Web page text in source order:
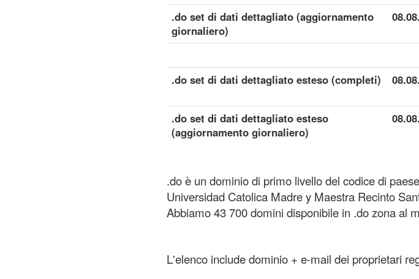
.do set di dati dettagliato (aggiornamento
giornaliero)
.do set di dati dettagliato esteso (completi)
.do set di dati dettagliato esteso
(aggiornamento giornaliero)
.do è un dominio di primo livello del codice di
Universidad Catolica Madre y Maestra Recinto
Abbiamo 43 700 domini disponibile in .do zona al
L'elenco include dominio + e-mail dei proprietari